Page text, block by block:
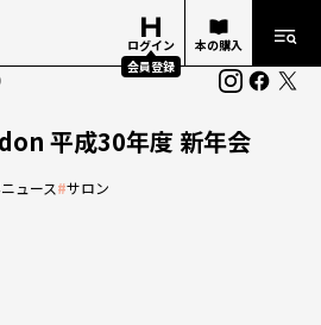
ログイン
会員登録
本の購入
平成30年度 新年会
ュース#サロン